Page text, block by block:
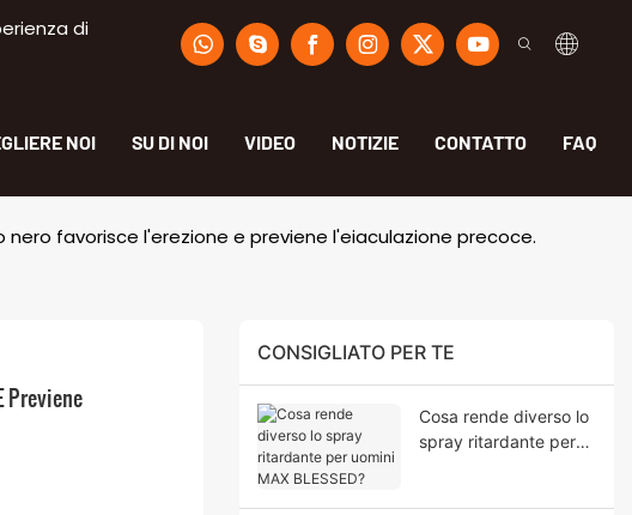
di
NOI SU DI NOI VIDEO NOTIZIE CONTATTO FAQ
favorisce l'erezione e previene l'eiaculazione precoce.
Previene
CONSIGLIATO PER TE
Cosa rende diverso lo
spray ritardante per